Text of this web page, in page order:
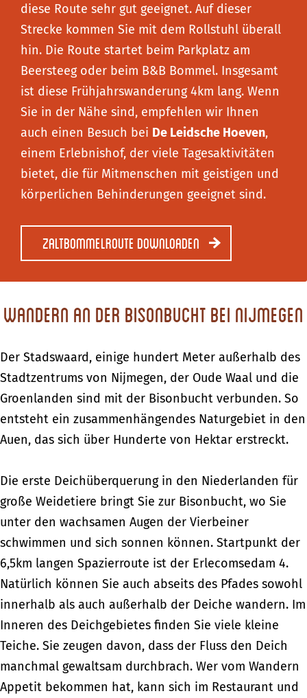
diese Route sehr gut geeignet. Auf dieser
Strecke kommen Sie mit dem Rollstuhl überall
hin. Die Route startet beim Parkplatz am
Beersteeg oder beim B&B Bommel. Insgesamt
ist diese Frühjahrswanderung 4km lang. Wenn
Sie in der Nähe sind, empfehlen wir Ihnen
auch einen Besuch bei De Leidsche Hoeven,
einem Erlebnishof, der viele Tagesaktivitäten
bietet, die für Mitmenschen mit geistigen und
körperlichen Behinderungen geeignet sind.
Zaltbommelroute downloaden
Wandern an der Bisonbucht bei Nijmegen
Der Stadswaard, einige hundert Meter außerhalb des
Stadtzentrums von Nijmegen, der Oude Waal und die
Groenlanden sind mit der Bisonbucht verbunden. So
entsteht ein zusammenhängendes Naturgebiet in den
Auen, das sich über Hunderte von Hektar erstreckt.
Die erste Deichüberquerung in den Niederlanden für
große Weidetiere bringt Sie zur Bisonbucht, wo Sie
unter den wachsamen Augen der Vierbeiner
schwimmen und sich sonnen können. Startpunkt der
6,5km langen Spazierroute ist der Erlecomsedam 4.
Natürlich können Sie auch abseits des Pfades sowohl
innerhalb als auch außerhalb der Deiche wandern. Im
Inneren des Deichgebietes finden Sie viele kleine
Teiche. Sie zeugen davon, dass der Fluss den Deich
manchmal gewaltsam durchbrach. Wer vom Wandern
Appetit bekommen hat, kann sich im Restaurant und